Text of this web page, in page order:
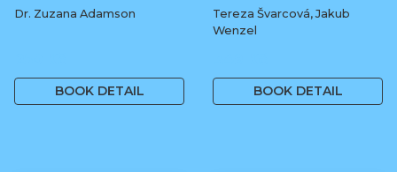
Dr. Zuzana Adamson
BOOK DETAIL
Tereza Švarcová, Jakub
Wenzel
BOOK DETAIL